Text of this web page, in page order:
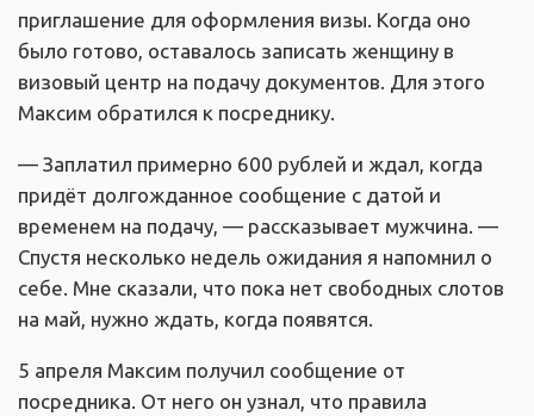
приглашение для оформления визы. Когда оно
было готово, оставалось записать женщину в
визовый центр на подачу документов. Для этого
Максим обратился к посреднику.
— Заплатил примерно 600 рублей и ждал, когда
придёт долгожданное сообщение с датой и
временем на подачу, — рассказывает мужчина. —
Спустя несколько недель ожидания я напомнил о
себе. Мне сказали, что пока нет свободных слотов
на май, нужно ждать, когда появятся.
5 апреля Максим получил сообщение от
посредника. От него он узнал, что правила